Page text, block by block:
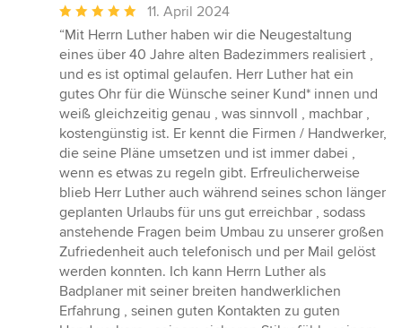
Durchschnittliche
Bewertung:
5
von
5
Sternen
11. April 2024
“Mit Herrn Luther haben wir die Neugestaltung
eines über 40 Jahre alten Badezimmers realisiert ,
und es ist optimal gelaufen. Herr Luther hat ein
gutes Ohr für die Wünsche seiner Kund* innen und
weiß gleichzeitig genau , was sinnvoll , machbar ,
kostengünstig ist. Er kennt die Firmen / Handwerker,
die seine Pläne umsetzen und ist immer dabei ,
wenn es etwas zu regeln gibt. Erfreulicherweise
blieb Herr Luther auch während seines schon länger
geplanten Urlaubs für uns gut erreichbar , sodass
anstehende Fragen beim Umbau zu unserer großen
Zufriedenheit auch telefonisch und per Mail gelöst
werden konnten. Ich kann Herrn Luther als
Badplaner mit seiner breiten handwerklichen
Erfahrung , seinen guten Kontakten zu guten